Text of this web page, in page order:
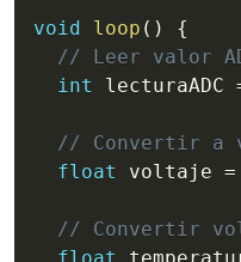
void loop ( )
{
// Leer valor
int
lecturaADC
// Convertir a
float
voltaje =
// Convertir